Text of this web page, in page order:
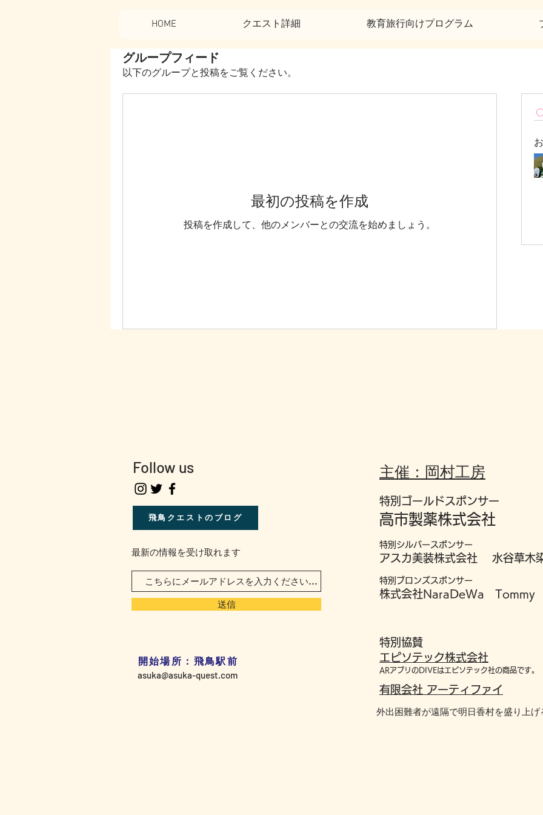
HOME クエスト詳細 教育旅行向けプログラム
グループフィード
以下のグループと投稿をご覧ください。
最初の投稿を作成
投稿を作成して、他のメンバーとの交流を始めましょう。
Follow us
飛鳥クエストのブログ
最新の情報を受け取れます
送信
asuka@asuka-quest.com
開始場所：飛鳥駅前
主催：岡村工房
特別ゴールドスポンサー
高市製薬株式会社
特別シルバースポンサー
アスカ美装株式会社 水谷草
特別ブロンズスポンサー
株式会社NaraDeWa Tommy
特別協賛
エピソテック株式会社
​ARアプリのDIVEはエピソテック社の商品です。
有限会社 アーティファイ
外出困難者が遠隔で明日香村を盛り上